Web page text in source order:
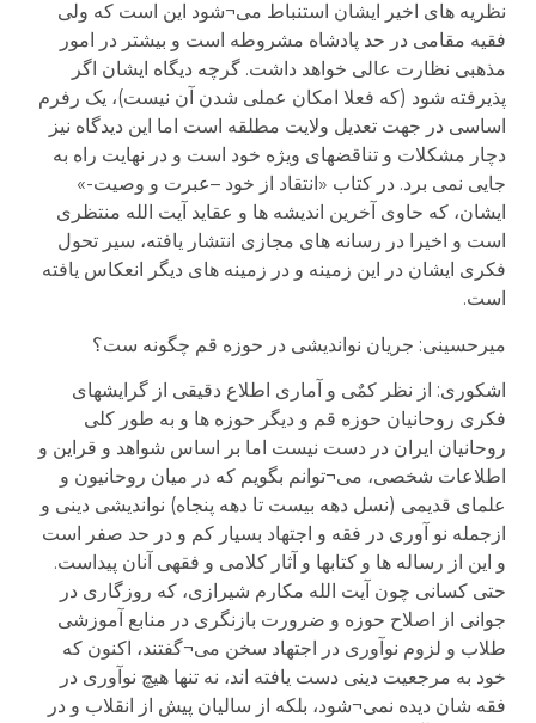
نظریه های اخیر ایشان استنباط می¬شود این است که ولی
فقیه مقامی در حد پادشاه مشروطه است و بیشتر در امور
مذهبی نظارت عالی خواهد داشت. گرچه دیگاه ایشان اگر
پذیرفته شود (که فعلا امکان عملی شدن آن نیست)، یک رفرم
اساسی در جهت تعدیل ولایت مطلقه است اما این دیدگاه نیز
دچار مشکلات و تناقضهای ویژه خود است و در نهایت راه به
جایی نمی برد. در کتاب «انتقاد از خود –عبرت و وصیت-»
ایشان، که حاوی آخرین اندیشه ها و عقاید آیت الله منتظری
است و اخیرا در رسانه های مجازی انتشار یافته، سیر تحول
فکری ایشان در این زمینه و در زمینه های دیگر انعکاس یافته
است.
میرحسینی: جریان نواندیشی در حوزه قم چگونه ست؟
اشکوری: از نظر کمٌی و آماری اطلاع دقیقی از گرایشهای
فکری روحانیان حوزه قم و دیگر حوزه ها و به طور کلی
روحانیان ایران در دست نیست اما بر اساس شواهد و قراین و
اطلاعات شخصی، می¬توانم بگویم که در میان روحانیون و
علمای قدیمی (نسل دهه بیست تا دهه پنجاه) نواندیشی دینی و
ازجمله نو آوری در فقه و اجتهاد بسیار کم و در حد صفر است
و این از رساله ها و کتابها و آثار کلامی و فقهی آنان پیداست.
حتی کسانی چون آیت الله مکارم شیرازی، که روزگاری در
جوانی از اصلاح حوزه و ضرورت بازنگری در منابع آموزشی
طلاب و لزوم نوآوری در اجتهاد سخن می¬گفتند، اکنون که
خود به مرجعیت دینی دست یافته اند، نه تنها هیچ نوآوری در
فقه شان دیده نمی¬شود، بلکه از سالیان پیش از انقلاب و در